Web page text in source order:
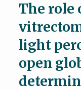
The role
light
open